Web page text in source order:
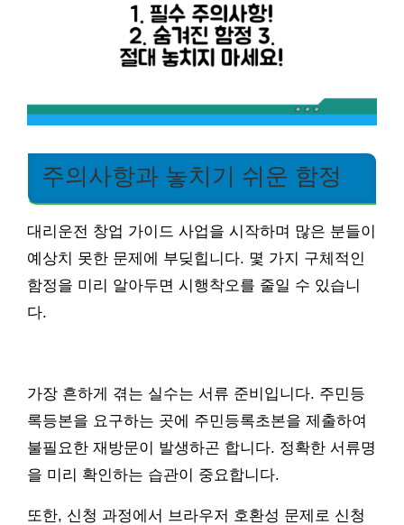
주의사항과 놓치기 쉬운 함정
대리운전 창업 가이드 사업을 시작하며 많은 분들이
예상치 못한 문제에 부딪힙니다. 몇 가지 구체적인
함정을 미리 알아두면 시행착오를 줄일 수 있습니
다.
가장 흔하게 겪는 실수는 서류 준비입니다. 주민등
록등본을 요구하는 곳에 주민등록초본을 제출하여
불필요한 재방문이 발생하곤 합니다. 정확한 서류명
을 미리 확인하는 습관이 중요합니다.
또한, 신청 과정에서 브라우저 호환성 문제로 신청